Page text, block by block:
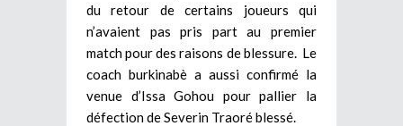
du retour de certains joueurs qui
n’avaient pas pris part au premier
match pour des raisons de blessure. Le
coach burkinabè a aussi confirmé la
venue d’Issa Gohou pour pallier la
défection de Severin Traoré blessé.